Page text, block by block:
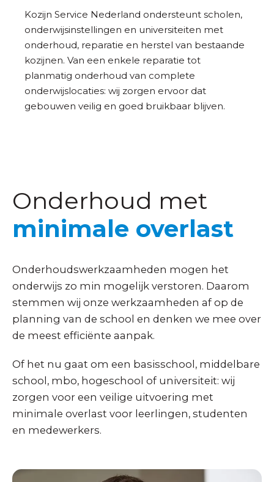
Kozijn Service Nederland ondersteunt scholen,
onderwijsinstellingen en universiteiten met
onderhoud, reparatie en herstel van bestaande
kozijnen. Van een enkele reparatie tot
planmatig onderhoud van complete
onderwijslocaties: wij zorgen ervoor dat
gebouwen veilig en goed bruikbaar blijven.
Onderhoud met
minimale overlast
Onderhoudswerkzaamheden mogen het
onderwijs zo min mogelijk verstoren. Daarom
stemmen wij onze werkzaamheden af op de
planning van de school en denken we mee over
de meest efficiënte aanpak.
Of het nu gaat om een basisschool, middelbare
school, mbo, hogeschool of universiteit: wij
zorgen voor een veilige uitvoering met
minimale overlast voor leerlingen, studenten
en medewerkers.